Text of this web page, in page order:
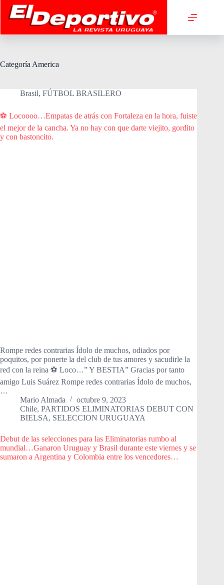
Saltar
contenido
Categoría America
Brasil, FÚTBOL BRASILERO
⚽️ Locoooo…Empatas de atrás con Fortaleza en la hora, fuiste
el mejor de la cancha. Ya no hay con que darte viejito, gordito
y con bastoncito.
Rompe redes contrarias Ídolo de muchos, odiados por
poquitos, por ponerte la del club de tus amores y sacudirle la
red con la reina ⚽️ Loco…” Y BESTIA” Gracias por tanto
amigo Luis Suárez Rompe redes contrarias Ídolo de muchos,
…
Mario Almada
octubre 9, 2023
Chile, PARTIDOS ELIMINATORIAS DEBUT CON
BIELSA, SELECCION URUGUAYA
Debut de las selecciones para las Eliminatorias rumbo al
mundial…Ganaron Uruguay y Brasil durante este viernes y se
sumaron a Argentina y Colombia entre los vencedores…